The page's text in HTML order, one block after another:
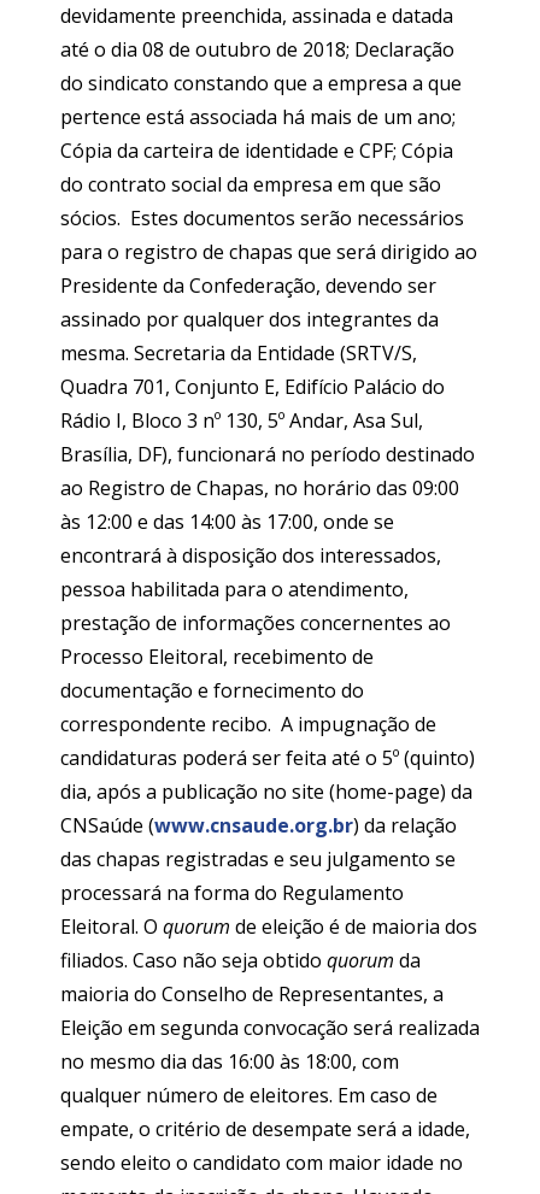
devidamente preenchida, assinada e datada
até o dia 08 de outubro de 2018; Declaração
do sindicato constando que a empresa a que
pertence está associada há mais de um ano;
Cópia da carteira de identidade e CPF; Cópia
do contrato social da empresa em que são
sócios. Estes documentos serão necessários
para o registro de chapas que será dirigido ao
Presidente da Confederação, devendo ser
assinado por qualquer dos integrantes da
mesma. Secretaria da Entidade (SRTV/S,
Quadra 701, Conjunto E, Edifício Palácio do
Rádio I, Bloco 3 nº 130, 5º Andar, Asa Sul,
Brasília, DF), funcionará no período destinado
ao Registro de Chapas, no horário das 09:00
às 12:00 e das 14:00 às 17:00, onde se
encontrará à disposição dos interessados,
pessoa habilitada para o atendimento,
prestação de informações concernentes ao
Processo Eleitoral, recebimento de
documentação e fornecimento do
correspondente recibo. A impugnação de
candidaturas poderá ser feita até o 5º (quinto)
dia, após a publicação no site (home-page) da
CNSaúde (www.cnsaude.org.br) da relação
das chapas registradas e seu julgamento se
processará na forma do Regulamento
Eleitoral. O quorum de eleição é de maioria dos
filiados. Caso não seja obtido quorum da
maioria do Conselho de Representantes, a
Eleição em segunda convocação será realizada
no mesmo dia das 16:00 às 18:00, com
qualquer número de eleitores. Em caso de
empate, o critério de desempate será a idade,
sendo eleito o candidato com maior idade no